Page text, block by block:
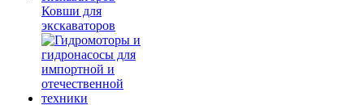
Ковши для
экскаваторов